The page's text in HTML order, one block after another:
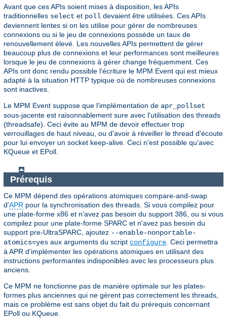
Avant que ces APIs soient mises à disposition, les APIs
traditionnelles select et poll devaient être utilisées. Ces APIs
deviennent lentes si on les utilise pour gérer de nombreuses
connexions ou si le jeu de connexions possède un taux de
renouvellement élevé. Les nouvelles APIs permettent de gérer
beaucoup plus de connexions et leur performances sont meilleures
lorsque le jeu de connexions à gérer change fréquemment. Ces
APIs ont donc rendu possible l'écriture le MPM Event qui est mieux
adapté à la situation HTTP typique où de nombreuses connexions
sont inactives.
Le MPM Event suppose que l'implémentation de apr_pollset
sous-jacente est raisonnablement sure avec l'utilisation des threads
(threadsafe). Ceci évite au MPM de devoir effectuer trop
verrouillages de haut niveau, ou d'avoir à réveiller le thread d'écoute
pour lui envoyer un socket keep-alive. Ceci n'est possible qu'avec
KQueue et EPoll.
Prérequis
Ce MPM dépend des opérations atomiques compare-and-swap
d'APR pour la synchronisation des threads. Si vous compilez pour
une plate-forme x86 et n'avez pas besoin du support 386, ou si vous
compilez pour une plate-forme SPARC et n'avez pas besoin du
support pre-UltraSPARC, ajoutez --enable-nonportable-
atomics=yes aux arguments du script configure. Ceci permettra
à APR d'implémenter les opérations atomiques en utilisant des
instructions performantes indisponibles avec les processeurs plus
anciens.
Ce MPM ne fonctionne pas de manière optimale sur les plates-
formes plus anciennes qui ne gèrent pas correctement les threads,
mais ce problème est sans objet du fait du prérequis concernant
EPoll ou KQueue.